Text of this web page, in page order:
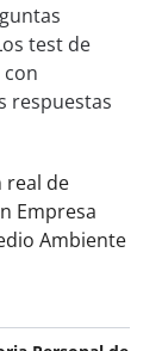
test de
respuestas
real de
Empresa
Ambiente